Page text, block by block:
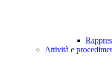
Attività e